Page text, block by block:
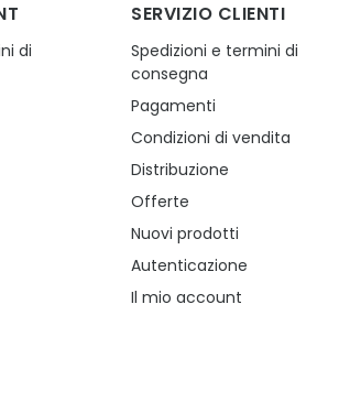
di
SERVIZIO CLIENTI
Spedizioni e termini di
consegna
Pagamenti
Condizioni di vendita
Distribuzione
Offerte
Nuovi prodotti
Autenticazione
Il mio account